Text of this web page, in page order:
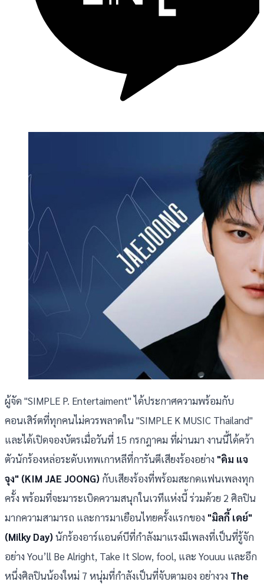
ผู้จัด "SIMPLE P. Entertaiment" ได้ประกาศความพร้อมกับ
คอนเสิร์ตที่ทุกคนไม่ควรพลาดใน "SIMPLE K MUSIC Thailand"
และได้เปิดจองบัตรเมื่อวันที่ 15 กรกฎาคม ที่ผ่านมา งานนี้ได้คว้า
ตัวนักร้องหล่อระดับเทพเกาหลีที่การันตีเสียงร้องอย่าง "คิม แจ
จุง" (KIM JAE JOONG) กับเสียงร้องที่พร้อมสะกดแฟนเพลงทุก
ครั้ง พร้อมที่จะมาระเบิดความสนุกในเวทีแห่งนี้ ร่วมด้วย 2 ศิลปิน
มากความสามารถ และการมาเยือนไทยครั้งแรกของ "มิลกี้ เดย์"
(Milky Day) นักร้องอาร์แอนด์บีที่กำลังมาแรงมีเพลงที่เป็นที่รู้จัก
อย่าง You’ll Be Alright, Take It Slow, fool, และ Youuu และอีก
หนึ่งศิลปินน้องใหม่ 7 หนุ่มที่กำลังเป็นที่จับตามอง อย่างวง The